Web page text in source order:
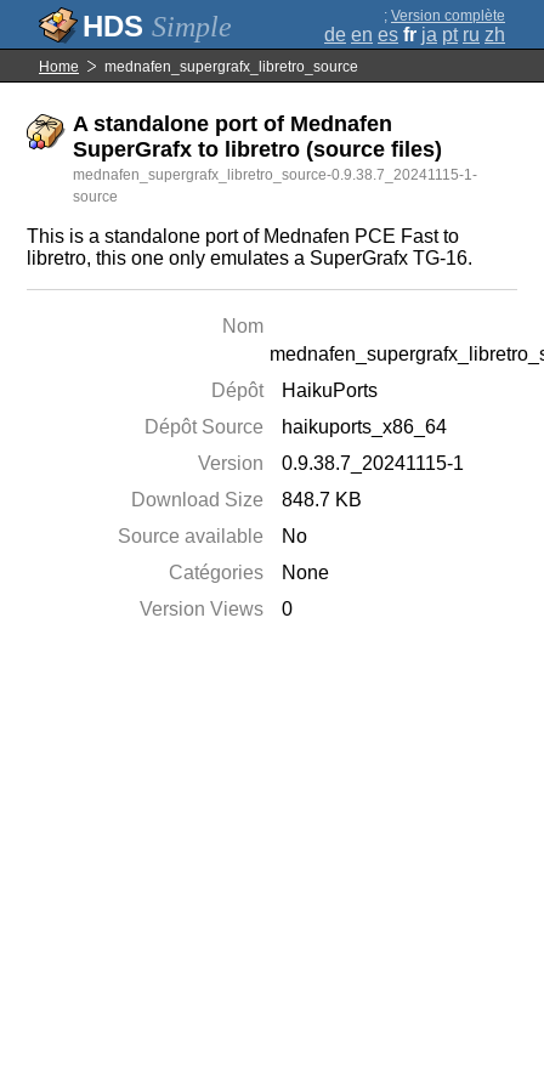
Simple ; Version complète
de en es fr ja pt ru zh
Home mednafen_supergrafx_libretro_source
A standalone port of Mednafen
SuperGrafx to libretro (source files)
mednafen_supergrafx_libretro_source-0.9.38.7_20241115-1-
source
This is a standalone port of Mednafen PCE Fast to
libretro, this one only emulates a SuperGrafx TG-16.
Nom
Dépôt
HaikuPorts
Dépôt Source
haikuports_x86_64
Version
0.9.38.7_20241115-1
Download Size
848.7 KB
Source available
No
Catégories
None
Version Views
0